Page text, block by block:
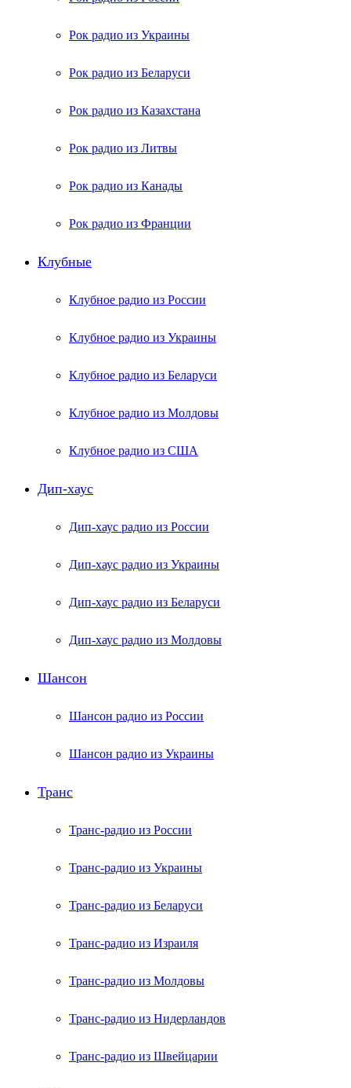
Рок радио из Украины
Рок радио из Беларуси
Рок радио из Казахстана
Рок радио из Литвы
Рок радио из Канады
Рок радио из Франции
Клубные
Клубное радио из России
Клубное радио из Украины
Клубное радио из Беларуси
Клубное радио из Молдовы
Клубное радио из США
Дип-хаус
Дип-хаус радио из России
Дип-хаус радио из Украины
Дип-хаус радио из Беларуси
Дип-хаус радио из Молдовы
Шансон
Шансон радио из России
Шансон радио из Украины
Транс
Транс-радио из России
Транс-радио из Украины
Транс-радио из Беларуси
Транс-радио из Израиля
Транс-радио из Молдовы
Транс-радио из Нидерландов
Транс-радио из Швейцарии